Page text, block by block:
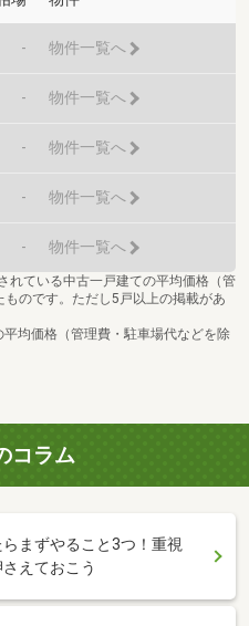
- 物件一覧へ
- 物件一覧へ
- 物件一覧へ
- 物件一覧へ
- 物件一覧へ
れている中古一戸建ての平均価格（管
のです。ただし5戸以上の掲載があ
均価格（管理費・駐車場代などを除
コラム
まずやること3つ！重視
えておこう